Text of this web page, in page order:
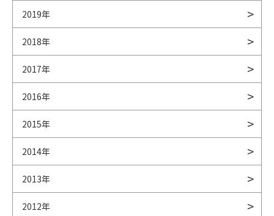
2019年
2018年
2017年
2016年
2015年
2014年
2013年
2012年